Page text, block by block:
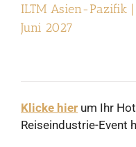
ILTM Asien-Pazifik |
Juni 2027
Klicke hier um Ihr
Reiseindustrie-Event